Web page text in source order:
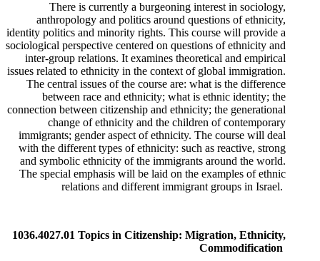
There is currently a burgeoning interest in sociology,
anthropology and politics around questions of ethnicity,
identity politics and minority rights. This course will provide a
sociological perspective centered on questions of ethnicity and
inter-group relations. It examines theoretical and empirical
issues related to ethnicity in the context of global immigration.
​The central issues of the course are: what is the difference
between race and ethnicity; what is ethnic identity; the
connection between citizenship and ethnicity; the generational
change of ethnicity and the children of contemporary
immigrants; gender aspect of ethnicity. The course will deal
with the different types of ethnicity: such as reactive, strong
and symbolic ethnicity of the immigrants around the world.
The special emphasis will be laid on the examples of ethnic
relations and different immigrant groups in Israel.
1036.4027.01 Topics in Citizenship: Migration, Ethnicity,
Commodification